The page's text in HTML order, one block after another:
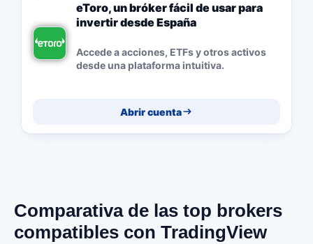
eToro, un bróker fácil de usar para
invertir desde España
Accede a acciones, ETFs y otros activos
desde una plataforma intuitiva.
Abrir cuenta
Comparativa de las top brokers
compatibles con TradingView